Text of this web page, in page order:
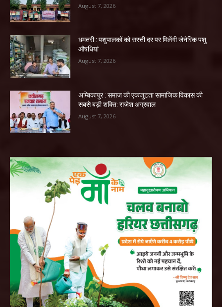
August 7, 2026
धमतरी : पशुपालकों को सस्ती दर पर मिलेंगी जेनेरिक पशु
औषधियां
August 7, 2026
अम्बिकापुर : समाज की एकजुटता सामाजिक विकास की
सबसे बड़ी शक्ति: राजेश अग्रवाल
August 7, 2026